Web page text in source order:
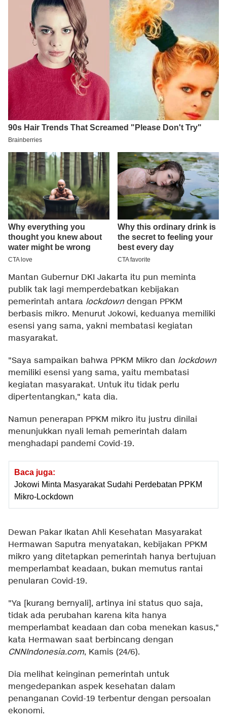
Mantan Gubernur DKI Jakarta itu pun meminta
publik tak lagi memperdebatkan kebijakan
pemerintah antara lockdowndengan PPKM
berbasis mikro. Menurut Jokowi, keduanya memiliki
esensi yang sama, yakni membatasi kegiatan
masyarakat.
"Saya sampaikan bahwa PPKM Mikro dan lockdown
memiliki esensi yang sama, yaitu membatasi
kegiatan masyarakat. Untuk itu tidak perlu
dipertentangkan," kata dia.
Namun penerapan PPKM mikro itu justru dinilai
menunjukkan nyali lemah pemerintah dalam
menghadapi pandemi Covid-19.
Baca juga:
Jokowi Minta Masyarakat Sudahi Perdebatan PPKM
Mikro-Lockdown
Dewan Pakar Ikatan Ahli Kesehatan Masyarakat
Hermawan Saputra menyatakan, kebijakan PPKM
mikro yang ditetapkan pemerintah hanya bertujuan
memperlambat keadaan, bukan memutus rantai
penularan Covid-19.
"Ya [kurang bernyali], artinya ini status quo saja,
tidak ada perubahan karena kita hanya
memperlambat keadaan dan coba menekan kasus,"
kata Hermawan saat berbincang dengan
CNNIndonesia.com, Kamis (24/6).
Dia melihat keinginan pemerintah untuk
mengedepankan aspek kesehatan dalam
penanganan Covid-19 terbentur dengan persoalan
ekonomi.